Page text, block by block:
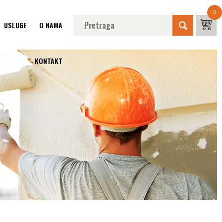
USLUGE O NAMA
KONTAKT
0